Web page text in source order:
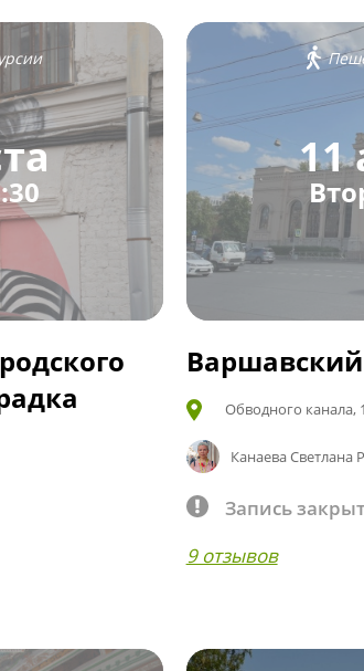
11
Обводного канала,
Канаева Светлана
Запись
9 отзывов